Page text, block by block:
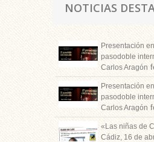
NOTICIAS
Presentación
pasodoble
Carlos Aragón
Presentación
pasodoble
Carlos Aragón
«Las niñas de
Cádiz, 16 de